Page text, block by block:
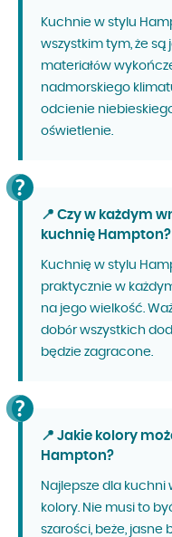
Kuchnie w stylu
wszystkim tym, że są
materiałów
nadmorskiego
odcienie
oświetlenie.
📍 Czy w każdym
kuchnię Hampton?
Kuchnię w stylu
praktycznie w
na jego wielkość.
dobór wszystkich
będzie zagracone.
📍 Jakie kolory
Hampton?
Najlepsze dla kuchni
kolory. Nie musi to
szarości, beże, jasne